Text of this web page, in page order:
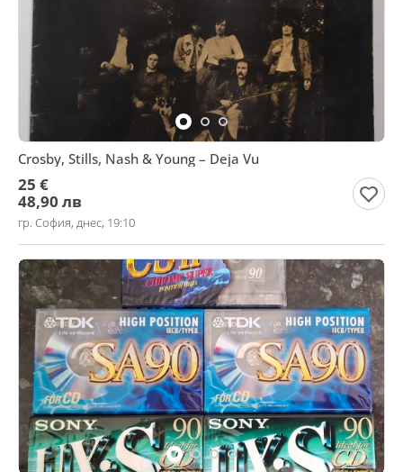
Crosby, Stills, Nash & Young – Deja Vu
25 €
48,90 лв
гр. София, днес, 19:10